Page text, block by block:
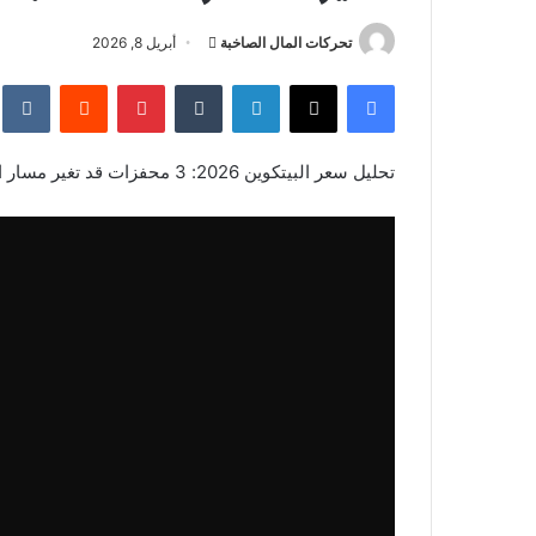
تحركات المال الصاخبة
أرسل
إلكترونيا
أبريل 8, 2026
فيسبوك ‫X لينكدإن بينتيريست
تحليل سعر البيتكوين 2026: 3 محفزات قد تغير مسار العملة بـ 20 ألف دولار